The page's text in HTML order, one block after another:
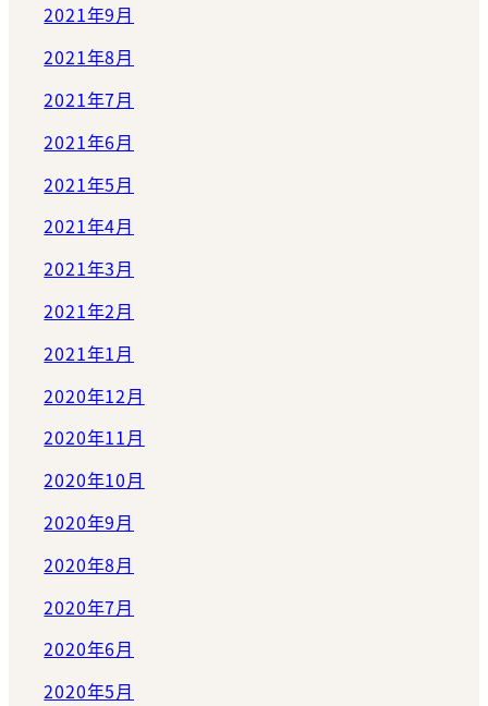
2021年9月
2021年8月
2021年7月
2021年6月
2021年5月
2021年4月
2021年3月
2021年2月
2021年1月
2020年12月
2020年11月
2020年10月
2020年9月
2020年8月
2020年7月
2020年6月
2020年5月